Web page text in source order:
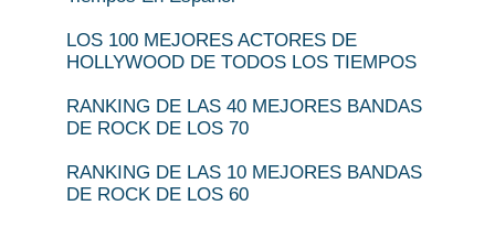
LOS 100 MEJORES ACTORES DE
HOLLYWOOD DE TODOS LOS TIEMPOS
RANKING DE LAS 40 MEJORES BANDAS
DE ROCK DE LOS 70
RANKING DE LAS 10 MEJORES BANDAS
DE ROCK DE LOS 60